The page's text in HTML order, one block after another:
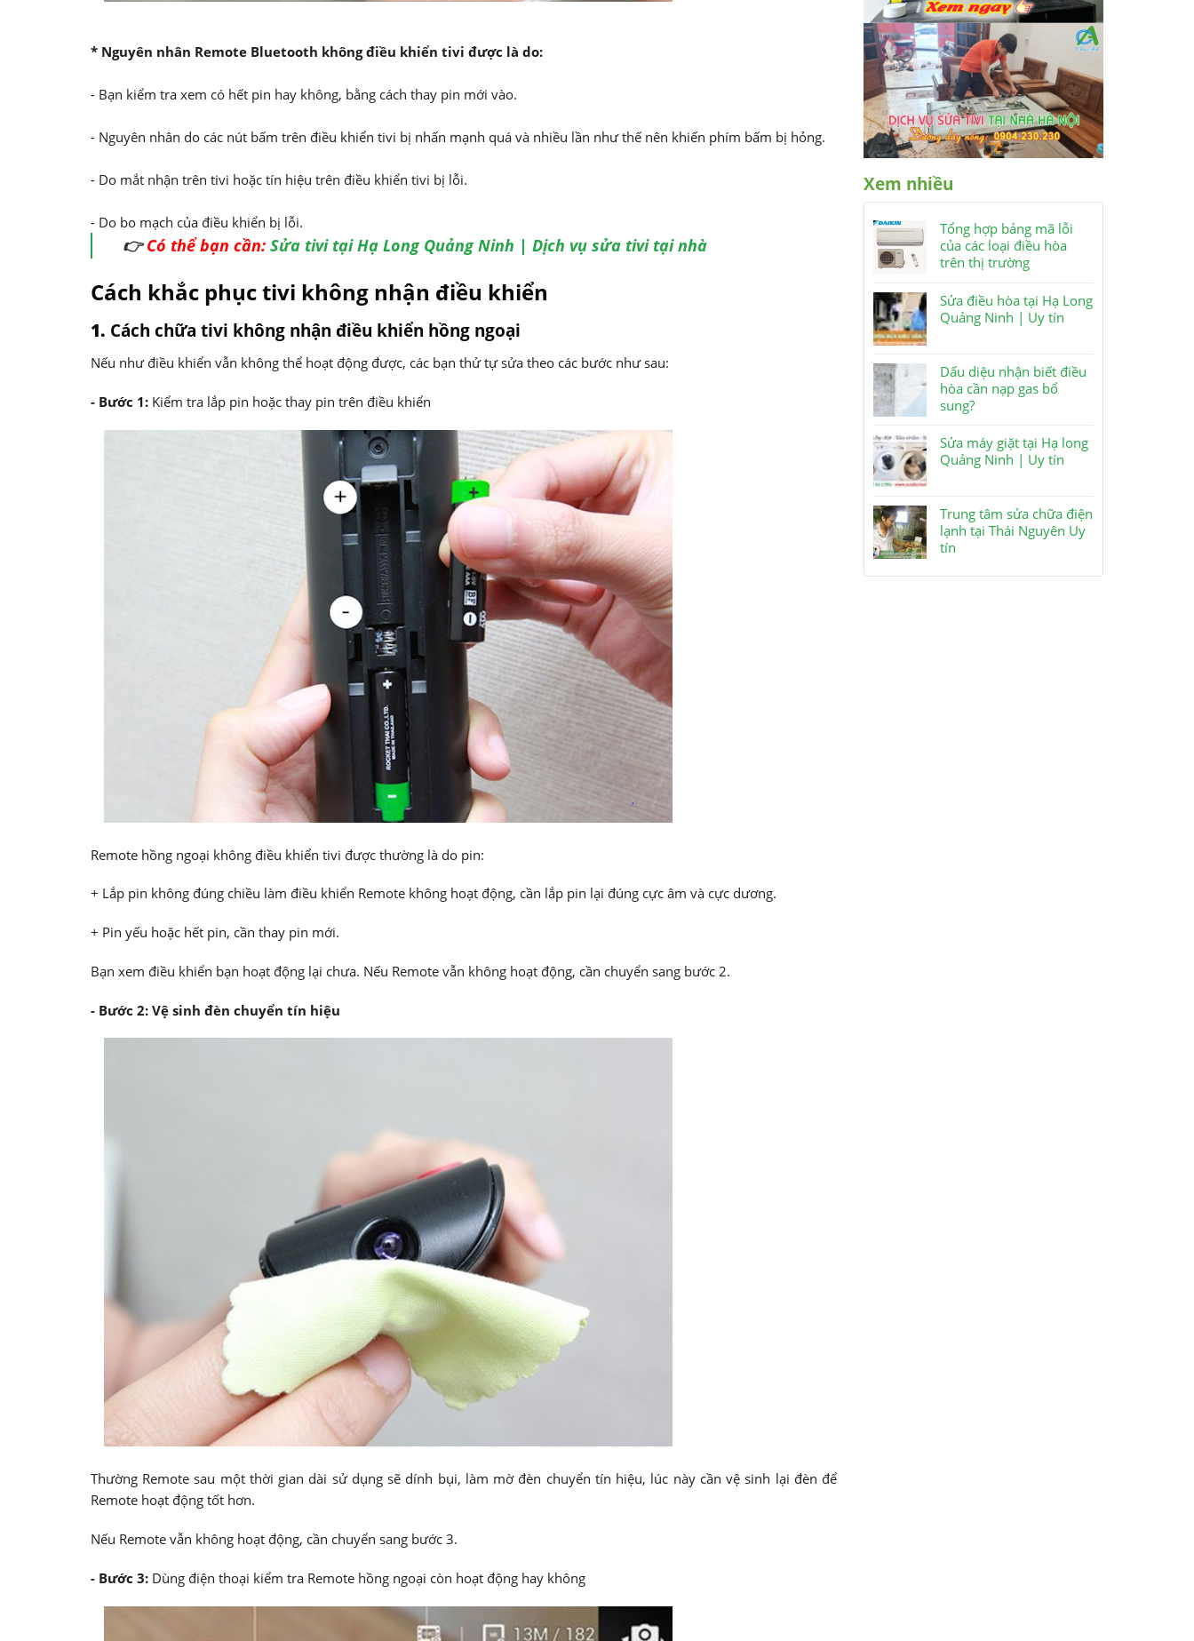
* Nguyên nhân Remote Bluetooth không điều khiển tivi được là do:
- Bạn kiểm tra xem có hết pin hay không, bằng cách thay pin mới vào.
- Nguyên nhân do các nút bấm trên điều khiển tivi bị nhấn mạnh quá và nhiều lần như thế nên khiến phím bấm bị hỏng.
- Do mắt nhận trên tivi hoặc tín hiệu trên điều khiển tivi bị lỗi.
- Do bo mạch của điều khiển bị lỗi.
👉Có thể bạn cần: Sửa tivi tại Hạ Long Quảng Ninh | Dịch vụ sửa tivi tại nhà
Cách khắc phục tivi không nhận điều khiển
1. Cách chữa tivi không nhận điều khiển hồng ngoại
Nếu như điều khiển vẫn không thể hoạt động được, các bạn thử tự sửa theo các bước như sau:
- Bước 1: Kiểm tra lắp pin hoặc thay pin trên điều khiển
Remote hồng ngoại không điều khiển tivi được thường là do pin:
+ Lắp pin không đúng chiều làm điều khiển Remote không hoạt động, cần lắp pin lại đúng cực âm và cực dương.
+ Pin yếu hoặc hết pin, cần thay pin mới.
Bạn xem điều khiển bạn hoạt động lại chưa. Nếu Remote vẫn không hoạt động, cần chuyển sang bước 2.
- Bước 2: Vệ sinh đèn chuyển tín hiệu
Thường Remote sau một thời gian dài sử dụng sẽ dính bụi, làm mờ đèn chuyển tín hiệu, lúc này cần vệ sinh lại đèn để
Remote hoạt động tốt hơn.
Nếu Remote vẫn không hoạt động, cần chuyển sang bước 3.
- Bước 3: Dùng điện thoại kiểm tra Remote hồng ngoại còn hoạt động hay không
Xem nhiều
Tổng hợp bảng mã lỗi
của các loại điều hòa
trên thị trường
Sửa điều hòa tại Hạ Long
Quảng Ninh | Uy tín
Dấu diệu nhận biết điều
hòa cần nạp gas bổ
sung?
Sửa máy giặt tại Hạ long
Quảng Ninh | Uy tín
Trung tâm sửa chữa điện
lạnh tại Thái Nguyên Uy
tín